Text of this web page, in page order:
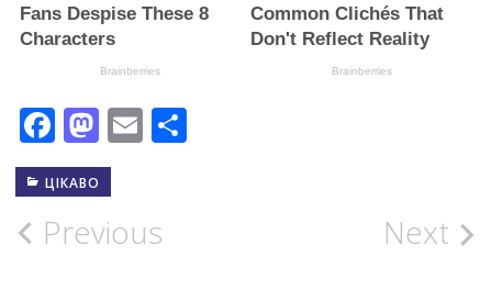
Facebook
Mastodon
EmailПоділитися
ЦІКАВО
Post
Previous Next